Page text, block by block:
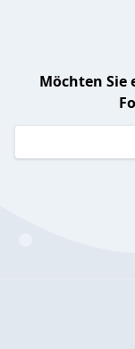
Möchten Sie